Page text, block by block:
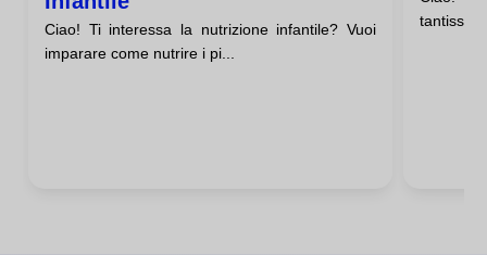
Ciao! Ti interessa la nutrizione infantile? Vuoi
imparare come nutrire i pi...